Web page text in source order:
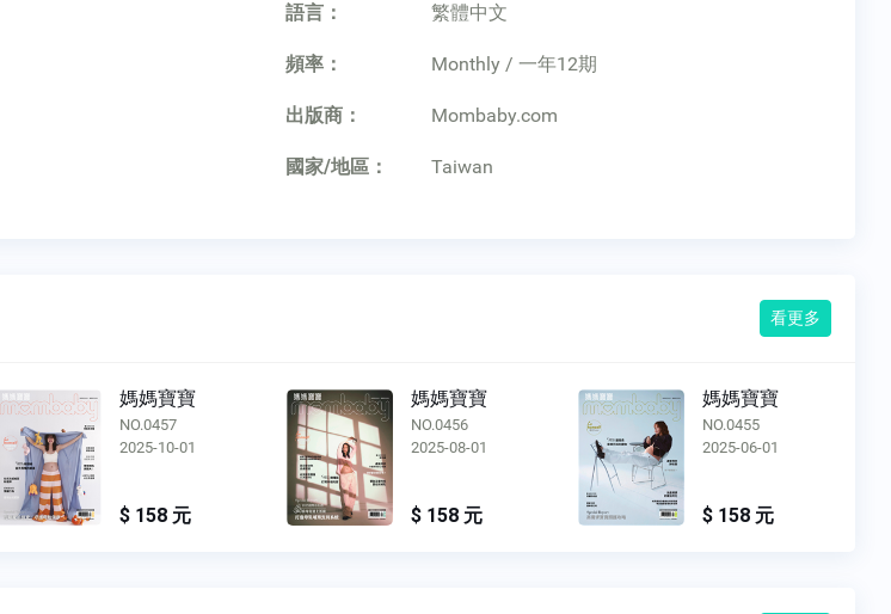
語言： 繁體中文
頻率： Monthly / 一年12期
出版商： Mombaby.com
國家/地區： Taiwan
看更多
媽媽寶寶
NO.0456
2025-08-01
$ 158 元
媽媽寶寶
NO.0455
2025-06-01
$ 158 元
媽媽寶寶
NO.0454
2025-04-01
$ 158 元